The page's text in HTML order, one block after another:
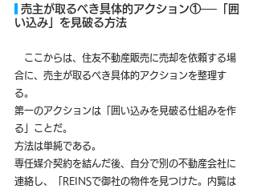
売主が取るべき具体的アクション①──「囲
い込み」を見破る方法
ここからは、住友不動産販売に売却を依頼する場
合に、売主が取るべき具体的アクションを整理す
る。
第一のアクションは「囲い込みを見破る仕組みを作
る」ことだ。
方法は単純である。
専任媒介契約を結んだ後、自分で別の不動産会社に
連絡し、「REINSで御社の物件を見つけた。内覧は